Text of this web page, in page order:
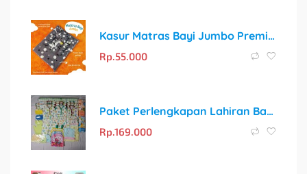
Kasur Matras Bayi Jumbo Premium Set Bantal Guling
Rp.55.000
Paket Perlengkapan Lahiran Bayi 43pcs Super Murah Sarung Tangan
Rp.169.000